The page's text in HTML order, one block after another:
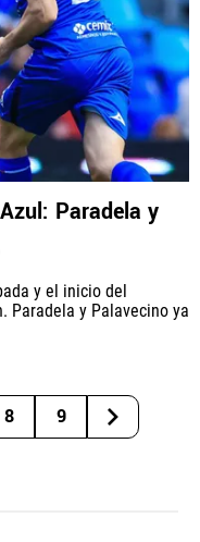
Paradela y
y el inicio del
Paradela y Palavecino ya
8 9